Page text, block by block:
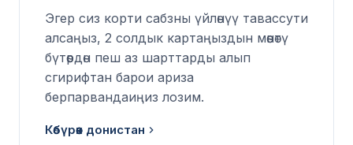
Эгер сиз корти сабзны үйлөнүү тавассути
алсаңыз, 2 солдык картаңыздын мөөнөтү
бүтөөрдөн пеш аз шарттарды алып
сгирифтан барои ариза
берпарвандаиңиз лозим.
Көбүрөөк донистан